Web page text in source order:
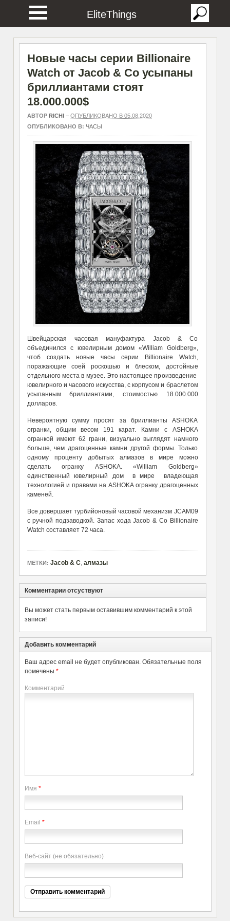
EliteThings
Новые часы серии Billionaire
Watch от Jacob & Co усыпаны
бриллиантами стоят
18.000.000$
АВТОР RICHI– ОПУБЛИКОВАНО В 05.08.2020
ОПУБЛИКОВАНО В: ЧАСЫ
Швейцарская часовая мануфактура Jacob & Co
объединился с ювелирным домом «William Goldberg»,
чтоб создать новые часы серии Billionaire Watch,
поражающие соей роскошью и блеском, достойные
отдельного места в музее. Это настоящее произведение
ювелирного и часового искусства, с корпусом и браслетом
усыпанным бриллиантами, стоимостью 18.000.000
долларов.
Невероятную сумму просят за бриллианты ASHOKA
огранки, общим весом 191 карат. Камни с ASHOKA
огранкой имеют 62 грани, визуально выглядят намного
больше, чем драгоценные камни другой формы. Только
одному проценту добытых алмазов в мире можно
сделать огранку ASHOKA. «William Goldberg»
единственный ювелирный дом в мире владеющая
технологией и правами на ASHOKA огранку драгоценных
каменей.
Все довершает турбийоновый часовой механизм JCAM09
с ручной подзаводкой. Запас хода Jacob & Co Billionaire
Watch составляет 72 часа.
МЕТКИ: Jacob & C, алмазы
Комментарии отсуствуют
Вы может стать первым оставившим комментарий к этой
записи!
Добавить комментарий
Ваш адрес email не будет опубликован. Обязательные поля
помечены *
Комментарий
Имя *
Email *
Веб-сайт (не обязательно)